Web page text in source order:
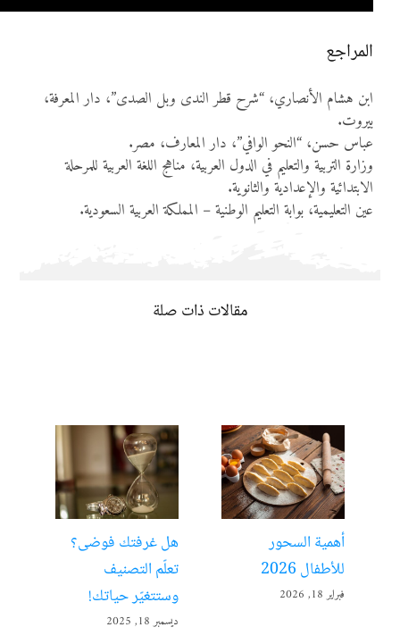
المراجع
ابن هشام الأنصاري، “شرح قطر الندى وبل الصدى”، دار المعرفة،
بيروت.
عباس حسن، “النحو الوافي”، دار المعارف، مصر.
وزارة التربية والتعليم في الدول العربية، مناهج اللغة العربية للمرحلة
الابتدائية والإعدادية والثانوية.
عين التعليمية، بوابة التعليم الوطنية – المملكة العربية السعودية.
مقالات ذات صلة
أهمية السحور
للأطفال 2026
فبراير 18, 2026
هل غرفتك فوضى؟
تعلّم التصنيف
وستتغيّر حياتك!
ديسمبر 18, 2025